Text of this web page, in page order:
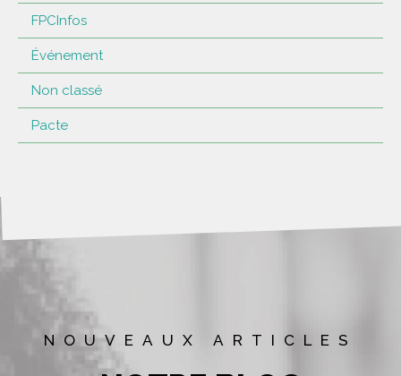
FPCInfos
Événement
Non classé
Pacte
NOUVEAUX ARTICLES